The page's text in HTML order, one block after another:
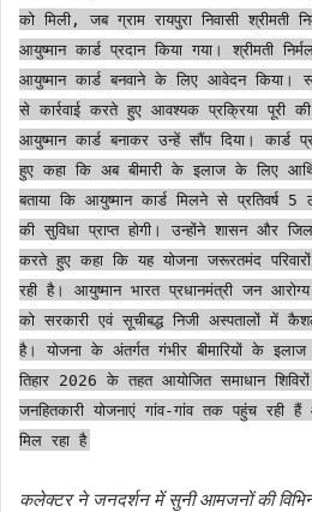
को मिली, जब ग्राम रायपुरा निवासी श्रीमती
आयुष्मान कार्ड प्रदान किया गया। श्रीमती
आयुष्मान कार्ड बनवाने के लिए आवेदन किया।
से कार्रवाई करते हुए आवश्यक प्रक्रिया
आयुष्मान कार्ड बनाकर उन्हें सौंप दिया। कार्ड
हुए कहा कि अब बीमारी के इलाज के लिए
बताया कि आयुष्मान कार्ड मिलने से प्रतिवर्ष
की सुविधा प्राप्त होगी। उन्होंने शासन और
करते हुए कहा कि यह योजना जरूरतमंद
रही है। आयुष्मान भारत प्रधानमंत्री जन आरोग्य
को सरकारी एवं सूचीबद्ध निजी अस्पतालों में
है। योजना के अंतर्गत गंभीर बीमारियों के
तिहार 2026 के तहत आयोजित समाधान
जनहितकारी योजनाएं गांव-गांव तक पहुंच रही
मिल रहा है
कलेक्टर ने जनदर्शन में सुनी आमजनों की